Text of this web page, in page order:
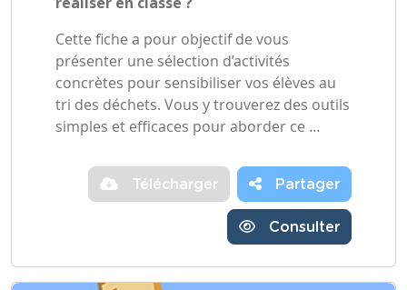
Cette fiche a pour objectif de vous
présenter une sélection d’activités
concrètes pour sensibiliser vos élèves au
tri des déchets. Vous y trouverez des outils
simples et efficaces pour aborder ce …
Télécharger Partager
Consulter